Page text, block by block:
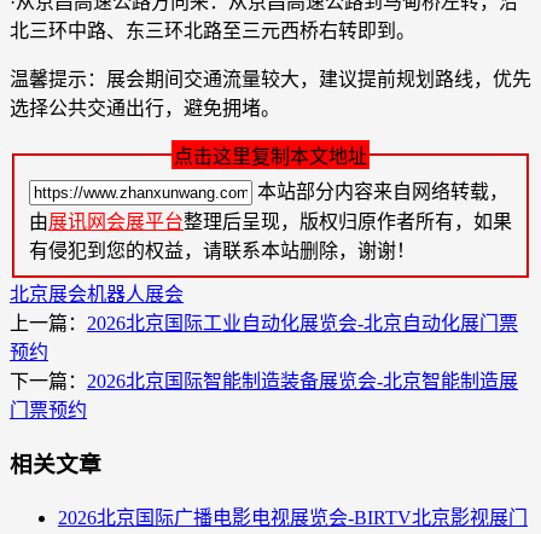
北三环中路、东三环北路至三元西桥右转即到。
温馨提示：展会期间交通流量较大，建议提前规划路线，优先
选择公共交通出行，避免拥堵。
点击这里复制本文地址
本站部分内容来自网络转载，
由展讯网会展平台整理后呈现，版权归原作者所有，如果
有侵犯到您的权益，请联系本站删除，谢谢！
北京展会机器人展会
上一篇： 2026北京国际工业自动化展览会-北京自动化展门票
预约
下一篇： 2026北京国际智能制造装备展览会-北京智能制造展
门票预约
相关文章
2026北京国际广播电影电视展览会-BIRTV北京影视展门